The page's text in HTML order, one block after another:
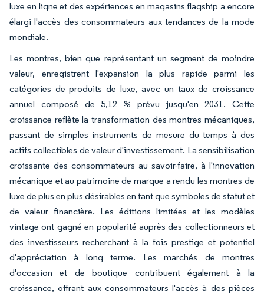
luxe en ligne et des expériences en magasins flagship a encore
élargi l'accès des consommateurs aux tendances de la mode
mondiale.
Les montres, bien que représentant un segment de moindre
valeur, enregistrent l'expansion la plus rapide parmi les
catégories de produits de luxe, avec un taux de croissance
annuel composé de 5,12 % prévu jusqu'en 2031. Cette
croissance reflète la transformation des montres mécaniques,
passant de simples instruments de mesure du temps à des
actifs collectibles de valeur d'investissement. La sensibilisation
croissante des consommateurs au savoir-faire, à l'innovation
mécanique et au patrimoine de marque a rendu les montres de
luxe de plus en plus désirables en tant que symboles de statut et
de valeur financière. Les éditions limitées et les modèles
vintage ont gagné en popularité auprès des collectionneurs et
des investisseurs recherchant à la fois prestige et potentiel
d'appréciation à long terme. Les marchés de montres
d'occasion et de boutique contribuent également à la
croissance, offrant aux consommateurs l'accès à des pièces